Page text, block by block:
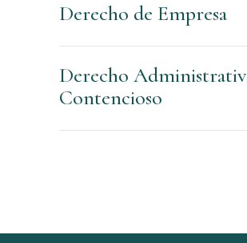
Derecho de Empresa
Derecho
Contencioso